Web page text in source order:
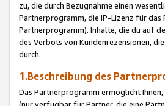
zu, die durch Bezugnahme einen
Partnerprogramm, die IP-Lizenz für
Partnerprogramm). Inhalte, die du auf
des Verbots von Kundenrezensionen,
durch.
1.Beschreibung des
Das Partnerprogramm ermöglicht
(nur verfügbar für Partner, die eine